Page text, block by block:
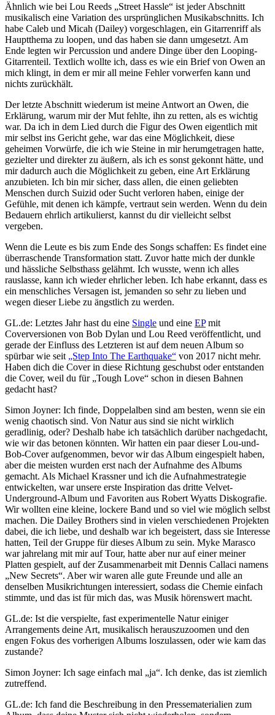
Ähnlich wie bei Lou Reeds „Street Hassle“ ist jeder Abschnitt
musikalisch eine Variation des ursprünglichen Musikabschnitts. Ich
habe Caleb und Micah (Dailey) vorgeschlagen, ein Gitarrenriff als
Hauptthema zu loopen, und das haben sie dann umgesetzt. Am
Ende legten wir Percussion und andere Dinge über den Looping-
Gitarrenteil. Textlich wollte ich, dass es wie ein Brief von Owen an
mich klingt, in dem er mir all meine Fehler vorwerfen kann und
nichts zurückhält.
Der letzte Abschnitt wiederum ist meine Antwort an Owen, die
Erklärung, warum mir der Mut fehlte, ihn zu retten, als es wichtig
war. Da ich in dem Lied durch die Figur des Owen eigentlich mit
mir selbst ins Gericht gehe, war das eine Möglichkeit, diese
geheimen Vorwürfe, die ich wie Steine in mir herumgetragen hatte,
gezielter und direkter zu äußern, als ich es sonst gekonnt hätte, und
mir dadurch auch die Möglichkeit zu geben, eine Art Erklärung
anzubieten. Ich bin mir sicher, dass allen, die einen geliebten
Menschen durch Suizid oder Sucht verloren haben, einige der
Gefühle, mit denen ich kämpfe, vertraut sein werden. Wenn du dein
Bedauern ehrlich artikulierst, kannst du dir vielleicht selbst
vergeben.
Wenn die Leute es bis zum Ende des Songs schaffen: Es findet eine
überraschende Transformation statt. Zuvor hatte mich der dunkle
und hässliche Selbsthass gelähmt. Ich wusste, wenn ich alles
rauslasse, kann ich wieder ehrlicher leben. Ich habe erkannt, dass es
ein menschliches Versagen ist, jemanden so sehr zu lieben und
wegen dieser Liebe zu ängstlich zu werden.
GL.de: Letztes Jahr hast du eine Single und eine EPmit
Coverversionen von Bob Dylan und Lou Reed veröffentlicht, und
gerade der Einfluss des Letzteren ist auf dem neuen Album so
spürbar wie seit „Step Into The Earthquake“ von 2017 nicht mehr.
Haben dich die Cover in diese Richtung geschubst oder entstanden
die Cover, weil du für „Tough Love“ schon in diesen Bahnen
gedacht hast?
Simon Joyner: Ich finde, Doppelalben sind am besten, wenn sie ein
wenig chaotisch sind. Von Natur aus sind sie nicht wirklich
geradlinig, oder? Deshalb habe ich tatsächlich darüber nachgedacht,
wie wir das betonen könnten. Wir hatten ein paar dieser Lou-und-
Bob-Cover aufgenommen, bevor wir das Album eingespielt haben,
aber die meisten wurden erst nach der Aufnahme des Albums
gemacht. Als Michael Krassner und ich die Aufnahmestrategie
entwickelten, war unsere erste Inspiration das dritte Velvet-
Underground-Album und Favoriten aus Robert Wyatts Diskografie.
Wir wollten eine kleine, lockere Band und so viel wie möglich selbst
machen. Die Dailey Brothers sind in vielen verschiedenen Projekten
dabei, die ich liebe, und deshalb war ich begeistert, dass sie Interesse
hatten, Teil der Gruppe für dieses Album zu sein. Myke Marasco
war jahrelang mit mir auf Tour, hatte aber nur auf einer meiner
Platten gespielt, auf der Zusammenarbeit mit Dennis Callaci namens
„New Secrets“. Aber wir waren alle gute Freunde und alle an
denselben Musikrichtungen interessiert, sodass die Chemie einfach
stimmte, und das ist für mich das, was Musik hörenswert macht.
GL.de: Ist die verspielte, fast experimentelle Natur einiger
Arrangements deine Art, musikalisch herauszuzoomen und den
engen Fokus des vorherigen Albums loszulassen, oder wie kam das
zustande?
Simon Joyner: Ich sage einfach mal „ja“. Ich denke, das ist ziemlich
zutreffend.
GL.de: Ich fand die Beschreibung in den Pressematerialien zum